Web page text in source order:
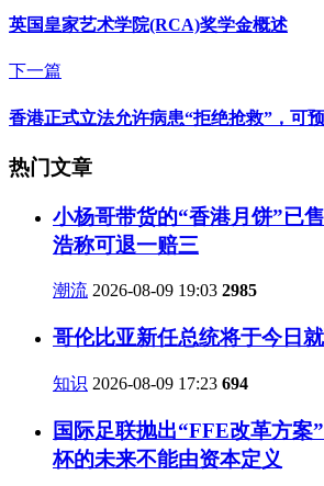
英国皇家艺术学院(RCA)奖学金概述
下一篇
香港正式立法允许病患“拒绝抢救”，可
热门文章
小杨哥带货的“香港月饼”已
浩称可退一赔三
潮流 2026-08-09 19:03 2985
哥伦比亚新任总统将于今日
知识 2026-08-09 17:23 694
国际足联抛出“FFE改革方案
杯的未来不能由资本定义